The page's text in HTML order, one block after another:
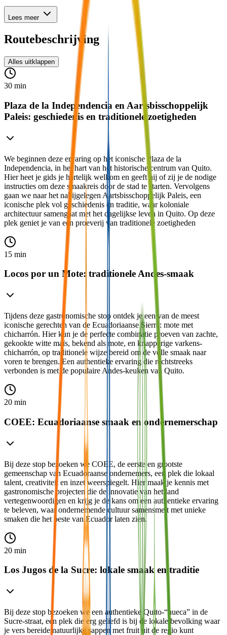
Lees meer
Routebeschrijving
Alles uitklappen
30 min
Plaza de la Independencia en Aartsbisschoppelijk
Paleis: geschiedenis en traditionele zoetigheden
We beginnen deze ervaring op het iconische Plaza de la
Independencia, in het hart van het historische centrum van Quito.
Hier heet je gids je hartelijk welkom en geeft hij of zij je de nodige
instructies om deze smaakreis door de stad te starten. Vervolgens
gaan we naar het nabijgelegen Aartsbisschoppelijk Paleis, een
iconische plek vol geschiedenis en traditie, waar koloniale
architectuur samengaat met het dagelijkse leven in Quito. Op deze
plek geniet je van een proeverij van traditionele zoetigheden
15 min
Locos por un Mote: traditionele Andes-smaak
Tijdens deze gastronomische stop ontdek je een van de meest
iconische gerechten van de Ecuadoriaanse Sierra: mote met
chicharrón. Hier kun je de perfecte combinatie proeven van zachte,
gekookte witte maïs, bekend als mote, en knapperige varkens-
chicharrón, op traditionele wijze bereid om de volle smaak naar
voren te brengen. Een authentieke ervaring die rechtstreeks
verbonden is met de populaire Andes-keuken van Quito.
20 min
COEE: Ecuadoriaanse smaak en ondernemerschap
Bij deze stop bezoeken we COEE, de eerste en grootste
gemeenschap van Ecuadoraanse ondernemers, een plek die lokaal
talent, creativiteit en inzet weerspiegelt. Hier maak je kennis met
gastronomische projecten die de innovatie van het land
vertegenwoordigen en krijg je de kans om een authentieke ervaring
te beleven, waar ondernemende cultuur samensmelt met unieke
smaken die het beste van Ecuador laten zien.
20 min
Los Jugos de la Sucre: lokale smaak en traditie
Bij deze stop bezoeken we een authentieke Quito-“hueca” in de
Sucre-straat, een plek die erg geliefd is bij de lokale bevolking waar
je vers bereide natuurlijke sappen met fruit uit de regio kunt